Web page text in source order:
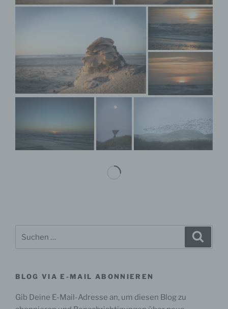
nach:
BLOG VIA E-MAIL ABONNIEREN
Gib Deine E-Mail-Adresse an, um diesen Blog zu
Profiling ist jede Art der automatisierten Verarbeitung
personenbezogener Daten, die darin besteht, dass
diese personenbezogenen Daten verwendet werden,
um bestimmte persönliche Aspekte, die sich auf eine
natürliche Person beziehen, zu bewerten,
insbesondere, um Aspekte bezüglich Arbeitsleistung,
wirtschaftlicher Lage, Gesundheit, persönlicher
Vorlieben, Interessen, Zuverlässigkeit, Verhalten,
Aufenthaltsort oder Ortswechsel dieser natürlichen
können, sofern diese zusätzlichen Informationen
gesondert aufbewahrt werden und technischen und
organisatorischen Maßnahmen unterliegen, die
gewährleisten, dass die personenbezogenen Daten